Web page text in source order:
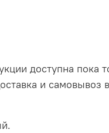
доступна
и самовывоз